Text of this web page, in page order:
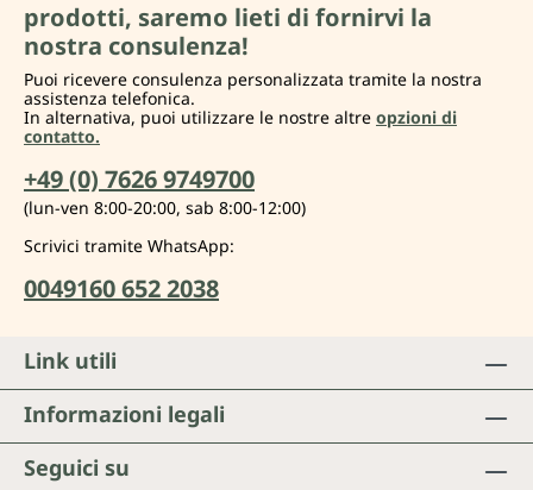
prodotti, saremo lieti di fornirvi la
nostra consulenza!
Puoi ricevere consulenza personalizzata tramite la nostra
assistenza telefonica.
In alternativa, puoi utilizzare le nostre altre opzioni di
contatto.
+49 (0) 7626 9749700
(lun-ven 8:00-20:00, sab 8:00-12:00)
Scrivici tramite WhatsApp:
0049160 652 2038
Seguici su
Link utili
Informazioni legali